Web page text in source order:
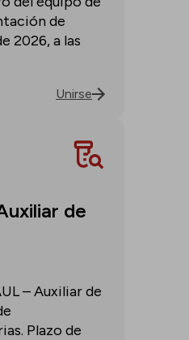
de
2026, a las
Unirse
de
– Auxiliar de
Plazo de